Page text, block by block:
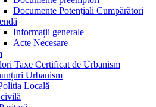
Documente Potențiali Cumpărători
Informații generale
Acte Necesare
Taxe Certificat de Urbanism
Urbanism
Locală